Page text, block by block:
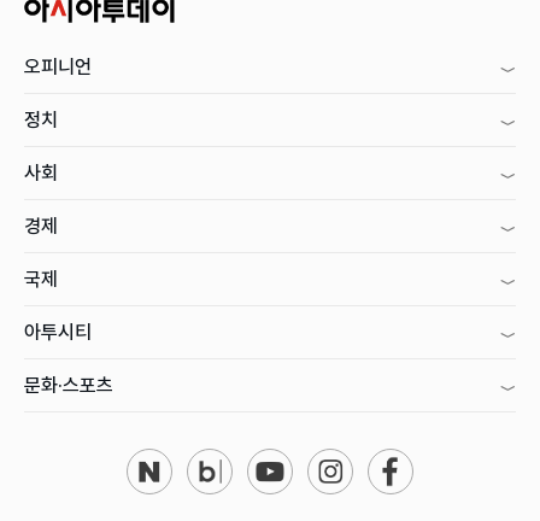
오피니언
정치
사회
경제
국제
아투시티
문화·스포츠